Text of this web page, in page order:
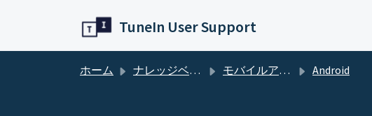
TuneIn User Support
ホーム ナレッジベース モバイルアプリ Android